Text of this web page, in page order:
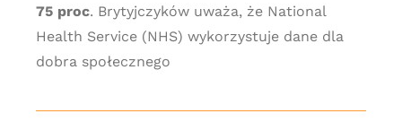
75 proc. Brytyjczyków uważa, że National
Health Service (NHS) wykorzystuje dane dla
dobra społecznego